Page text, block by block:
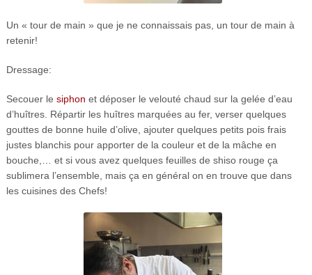
Un « tour de main » que je ne connaissais pas, un tour de main à
retenir!
Dressage:
Secouer le siphon et déposer le velouté chaud sur la gelée d’eau
d’huîtres. Répartir les huîtres marquées au fer, verser quelques
gouttes de bonne huile d’olive, ajouter quelques petits pois frais
justes blanchis pour apporter de la couleur et de la mâche en
bouche,… et si vous avez quelques feuilles de shiso rouge ça
sublimera l’ensemble, mais ça en général on en trouve que dans
les cuisines des Chefs!